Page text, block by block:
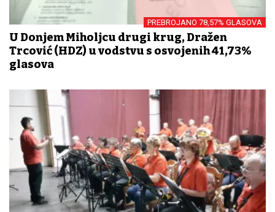
PREBROJANO 78,57% GLASOVA
U Donjem Miholjcu drugi krug, Dražen
Trcović (HDZ) u vodstvu s osvojenih 41,73%
glasova